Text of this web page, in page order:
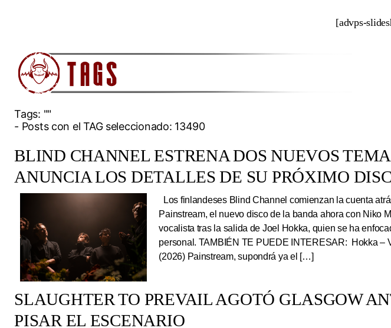
[advps-
Tags: ""
- Posts con el TAG seleccionado: 13490
BLIND CHANNEL ESTRENA DOS NUEVOS
ANUNCIA LOS DETALLES DE SU PRÓXIMO
Los finlandeses Blind Channel comienzan la cuenta
Painstream, el nuevo disco de la banda ahora con Niko
vocalista tras la salida de Joel Hokka, quien se ha
personal. TAMBIÉN TE PUEDE INTERESAR: Hokka –
(2026) Painstream, supondrá ya el […]
SLAUGHTER TO PREVAIL AGOTÓ GLASGOW
PISAR EL ESCENARIO